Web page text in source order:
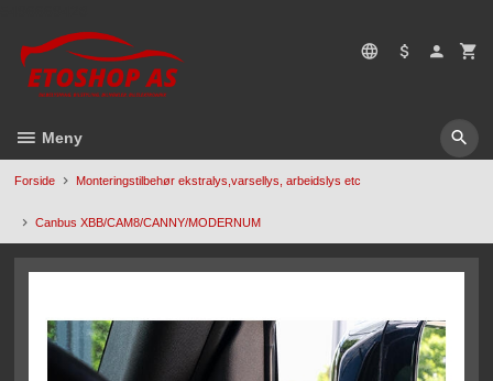
til
innholdet
Meny
Forside Monteringstilbehør ekstralys,varsellys, arbeidslys etc
Canbus XBB/CAM8/CANNY/MODERNUM